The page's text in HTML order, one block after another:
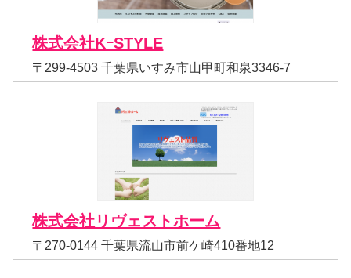
株式会社KｰSTYLE
〒299-4503 千葉県いすみ市山甲町和泉3346-7
株式会社リヴェストホーム
〒270-0144 千葉県流山市前ケ崎410番地12